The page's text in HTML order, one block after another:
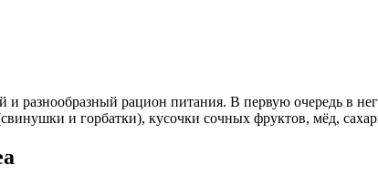
разнообразный рацион питания. В первую очередь в
и горбатки), кусочки сочных фруктов, мёд,